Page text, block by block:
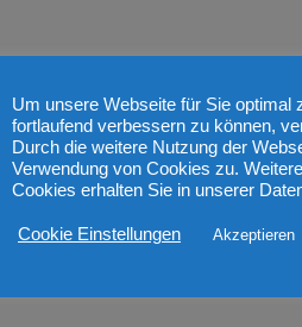
erster da ist und am Ende
Ohne sie wäre das nicht zu
Erika.
geht, auch
Um unsere Webseite für Sie optimal
fortlaufend verbessern zu können,
Durch die weitere Nutzung der
Verwendung von Cookies zu.
Cookies erhalten Sie in unserer
Cookie Einstellungen Akzeptieren